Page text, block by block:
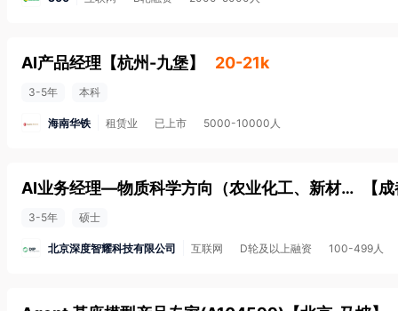
AI产品经理 【杭州-九堡】 20-21k
3-5年 本科
海南华铁 租赁业 已上市 5000-10000人
AI业务经理—物质科学方向（农业化工、新材料、新能源、半导体材料） 【
3-5年 硕士
北京深度智耀科技有限公司 互联网 D轮及以上融资 100-499人